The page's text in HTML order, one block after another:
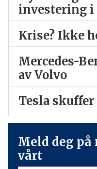
investering i
Krise? Ikke
Mercedes-
av Volvo
Tesla skuffer
Meld deg
vårt